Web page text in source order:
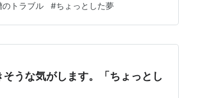
ある人は、生まれつきのステータスも成
かったら、…
のトラブル #ちょっとした夢
うな気がします。「ちょっとし